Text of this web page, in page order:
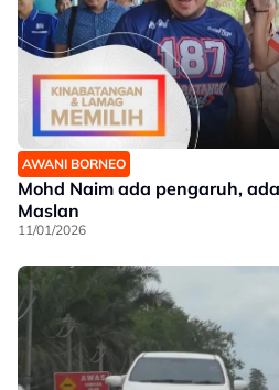
AWANI BORNEO
Mohd Naim ada pengaruh,
Maslan
11/01/2026